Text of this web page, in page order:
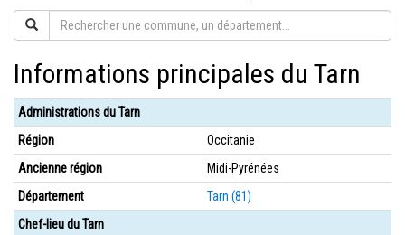
Informations principales du Tarn
Administrations du Tarn
Région
Occitanie
Ancienne région
Midi-Pyrénées
Département
Tarn (81)
Chef-lieu du Tarn